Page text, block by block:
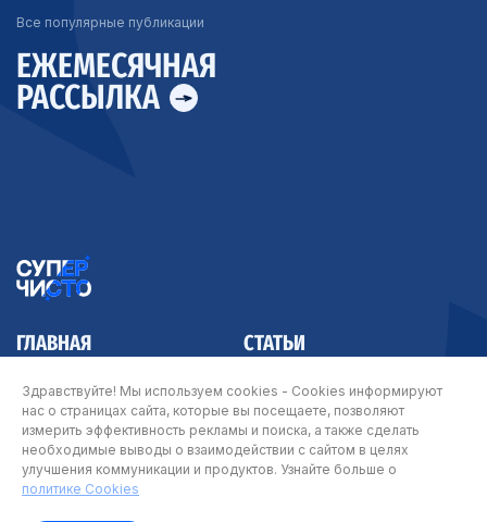
Все популярные публикации
ЕЖЕМЕСЯЧНАЯ
РАССЫЛКА
ГЛАВНАЯ
СТАТЬИ
КОНТАКТЫ
© Арнест ЮниРусь 2026
Здравствуйте! Мы используем cookies - Cookies информируют
нас о страницах сайта, которые вы посещаете, позволяют
измерить эффективность рекламы и поиска, а также сделать
необходимые выводы о взаимодействии с сайтом в целях
улучшения коммуникации и продуктов. Узнайте больше о
политике Cookies